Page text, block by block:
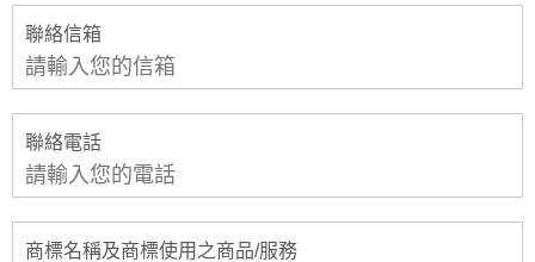
聯絡信箱
聯絡電話
商標名稱及商標使用之商品/服務